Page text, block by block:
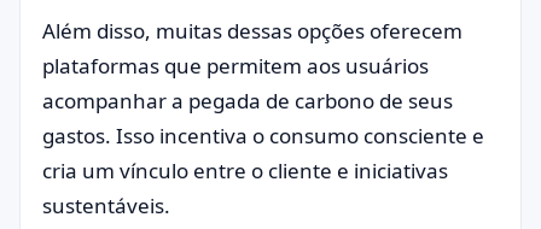
Além disso, muitas dessas opções oferecem
plataformas que permitem aos usuários
acompanhar a pegada de carbono de seus
gastos. Isso incentiva o consumo consciente e
cria um vínculo entre o cliente e iniciativas
sustentáveis.